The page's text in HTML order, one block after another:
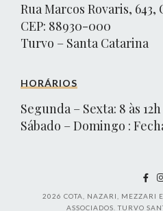
Rua Marcos Rovaris, 643,
CEP: 88930-000
Turvo – Santa Catarina
HORÁRIOS
Segunda – Sexta: 8 às
Sábado – Domingo :
2026 COTA, NAZARI, MEZZARI
ASSOCIADOS. TURVO